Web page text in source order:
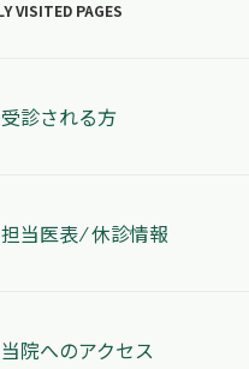
受診される方
担当医表 ⁄ 休診情報
当院へのアクセス